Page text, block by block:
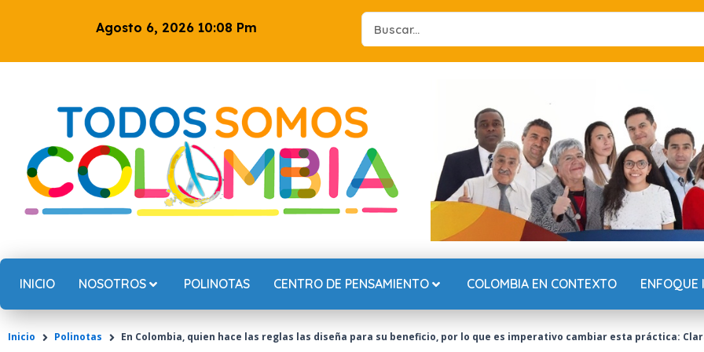
Agosto 6, 2026 10:08 Pm
Search
...
INICIO NOSOTROS POLINOTAS CENTRO DE PENSAMIENTO COLOMBIA EN CONTEXTO ENFOQUE
Inicio Polinotas En Colombia, quien hace las reglas las diseña para su beneficio, por lo que es imperativo cambiar esta práctica: